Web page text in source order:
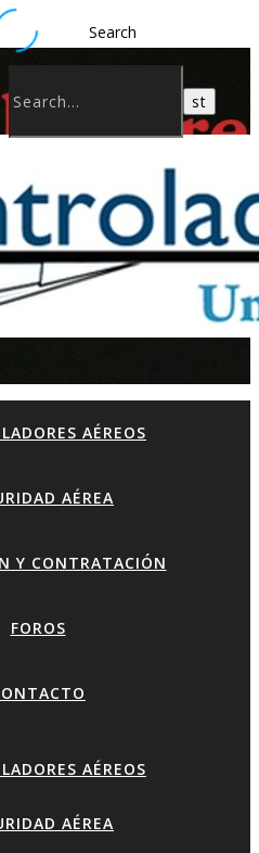
Search
AÉREOS
AÉREA
Y CONTRATACIÓN
FOROS
AÉREOS
AÉREA